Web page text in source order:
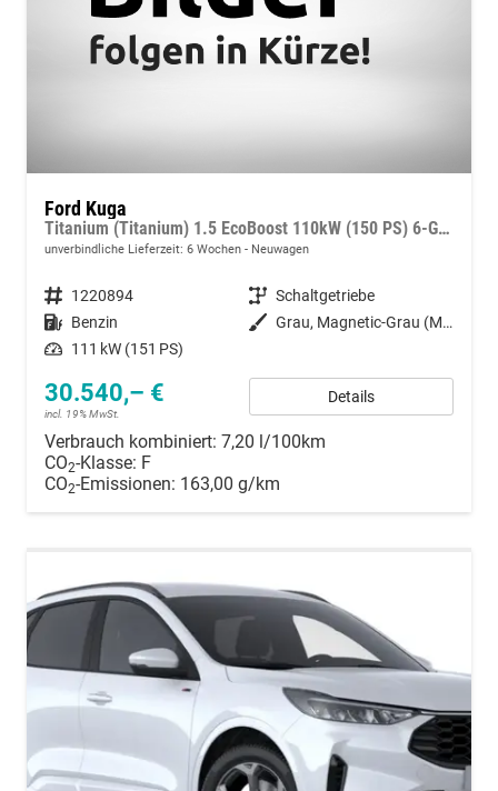
Ford Kuga
Titanium (Titanium) 1.5 EcoBoost 110kW (150 PS) 6-Gang Schaltgetriebe
unverbindliche Lieferzeit: 6 Wochen Neuwagen
Fahrzeugnummer 1220894 Getriebe Schaltgetriebe
Kraftstoff Benzin Außenfarbe
Grau, Magnetic-Grau (Metallic) (PN4DQ0)
Leistung 111 kW (151 PS)
30.540,– €
incl. 19% MwSt.
Details
Verbrauch kombiniert: 7,20 l/100km
CO2-Klasse: F
CO2-Emissionen: 163,00 g/km